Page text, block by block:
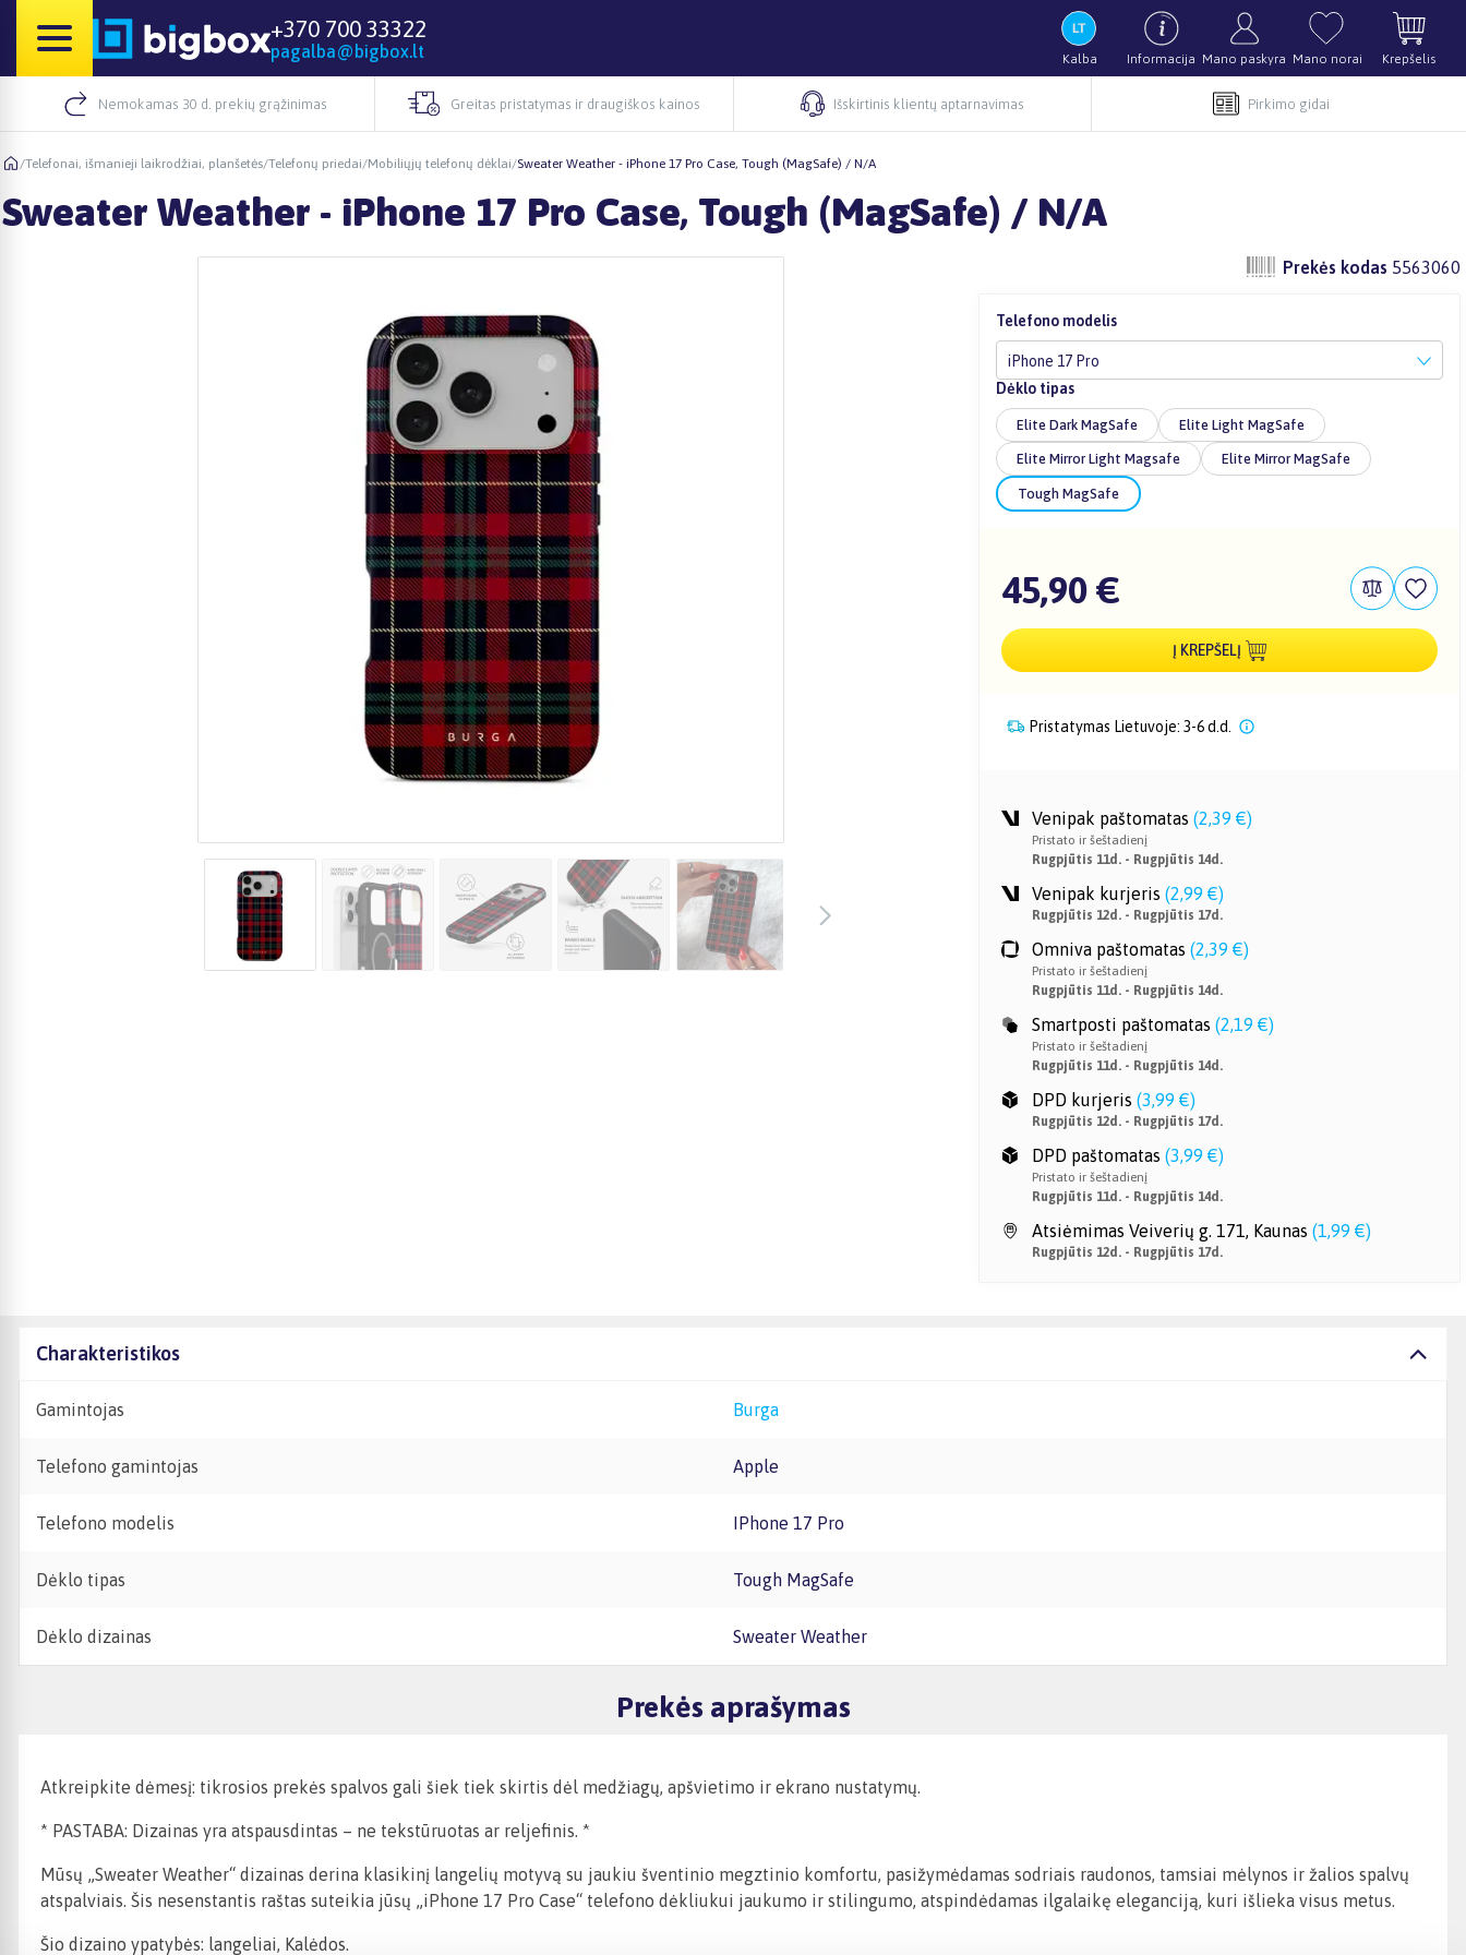
+370 700 33322
pagalba@bigbox.lt Kalba Informacija Mano paskyra Mano norai Krepšelis
Nemokamas 30 d. prekių grąžinimas Greitas pristatymas ir draugiškos kainos Išskirtinis klientų aptarnavimas Pirkimo gidai
/Telefonai, išmanieji laikrodžiai, planšetės/Telefonų priedai/Mobiliųjų telefonų dėklai/Sweater Weather - iPhone 17 Pro Case, Tough (MagSafe) / N/A
Sweater Weather - iPhone 17 Pro Case, Tough (MagSafe) / N/A
Prekės kodas 5563060
Telefono modelis
iPhone 17 Pro
Dėklo tipas
Elite Dark MagSafe Elite Light MagSafe
Elite Mirror Light Magsafe Elite Mirror MagSafe
Tough MagSafe
45,90 €
Į KREPŠELĮ
Pristatymas Lietuvoje: 3-6 d.d.
Venipak paštomatas (2,39 €)
Pristato ir šeštadienį
Rugpjūtis 11d. - Rugpjūtis 14d.
Venipak kurjeris (2,99 €)
Rugpjūtis 12d. - Rugpjūtis 17d.
Omniva paštomatas (2,39 €)
Pristato ir šeštadienį
Rugpjūtis 11d. - Rugpjūtis 14d.
Smartposti paštomatas (2,19 €)
Pristato ir šeštadienį
Rugpjūtis 11d. - Rugpjūtis 14d.
DPD kurjeris (3,99 €)
Rugpjūtis 12d. - Rugpjūtis 17d.
DPD paštomatas (3,99 €)
Pristato ir šeštadienį
Rugpjūtis 11d. - Rugpjūtis 14d.
Atsiėmimas Veiverių g. 171, Kaunas (1,99 €)
Rugpjūtis 12d. - Rugpjūtis 17d.
Charakteristikos
Gamintojas Burga
Telefono gamintojas Apple
Telefono modelis iPhone 17 Pro
Dėklo tipas Tough MagSafe
Dėklo dizainas Sweater Weather
Prekės aprašymas
Atkreipkite dėmesį: tikrosios prekės spalvos gali šiek tiek skirtis dėl medžiagų, apšvietimo ir ekrano nustatymų.
* PASTABA: Dizainas yra atspausdintas – ne tekstūruotas ar reljefinis. *
Mūsų „Sweater Weather“ dizainas derina klasikinį langelių motyvą su jaukiu šventinio megztinio komfortu, pasižymėdamas sodriais raudonos, tamsiai mėlynos ir žalios spalvų
atspalviais. Šis nesenstantis raštas suteikia jūsų „iPhone 17 Pro Case“ telefono dėkliukui jaukumo ir stilingumo, atspindėdamas ilgalaikę eleganciją, kuri išlieka visus metus.
Šio dizaino ypatybės: langeliai, Kalėdos.